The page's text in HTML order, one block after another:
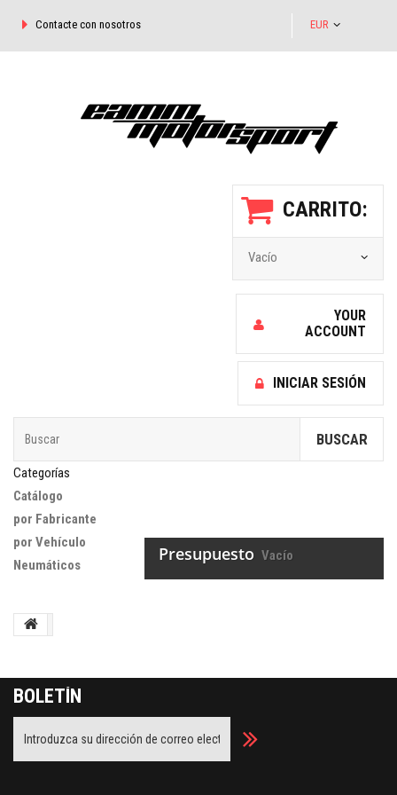
EUR
Contacte con nosotros
CARRITO:
Vacío
YOUR
ACCOUNT
INICIAR SESIÓN
BUSCAR
Categorías
Catálogo
por Fabricante
por Vehículo
Neumáticos
Presupuesto Vacío
BOLETÍN